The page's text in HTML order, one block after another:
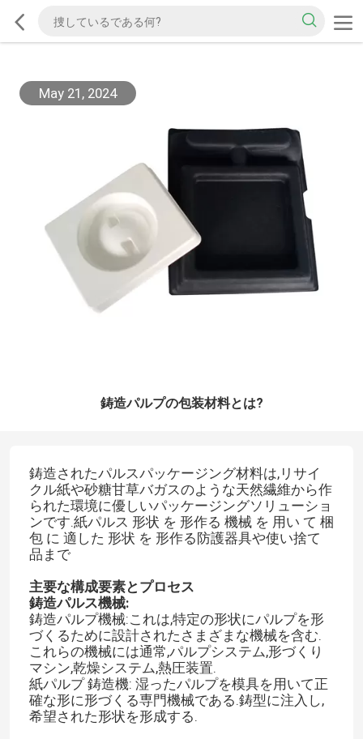
May 21, 2024
鋳造パルプの包装材料とは?
鋳造されたパルスパッケージング材料は,リサイ
クル紙や砂糖甘草バガスのような天然繊維から作
られた環境に優しいパッケージングソリューショ
ンです.紙パルス 形状 を 形作る 機械 を 用い て 梱
包 に 適した 形状 を 形作る防護器具や使い捨て
品まで
主要な構成要素とプロセス
鋳造パルス機械:
鋳造パルプ機械:これは,特定の形状にパルプを形
づくるために設計されたさまざまな機械を含む.
これらの機械には通常,パルプシステム,形づくり
マシン,乾燥システム,熱圧装置.
紙パルプ 鋳造機: 湿ったパルプを模具を用いて正
確な形に形づくる専門機械である.鋳型に注入し,
希望された形状を形成する.